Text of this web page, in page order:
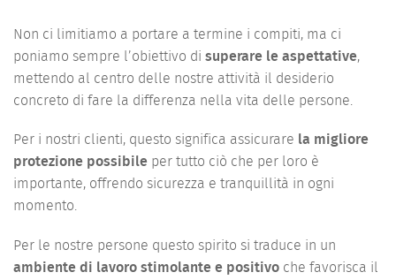
Non ci limitiamo a portare a termine i compiti, ma ci
poniamo sempre l’obiettivo di superare le aspettative,
mettendo al centro delle nostre attività il desiderio
concreto di fare la differenza nella vita delle persone.
Per i nostri clienti, questo significa assicurare la migliore
protezione possibile per tutto ciò che per loro è
importante, offrendo sicurezza e tranquillità in ogni
momento.
Per le nostre persone questo spirito si traduce in un
ambiente di lavoro stimolante e positivo che favorisca il